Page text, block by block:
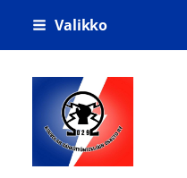
Siirry
sivun
sisältöön
Valikko
Kouvolan